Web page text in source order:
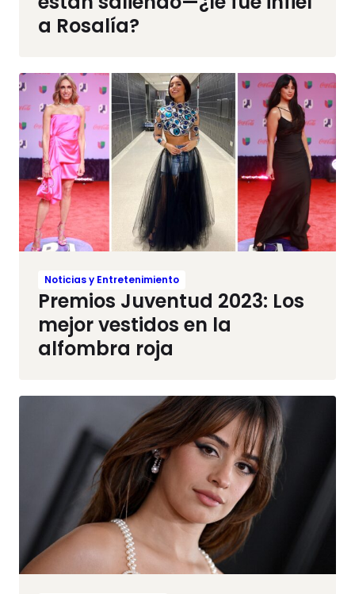
a Rosalía?
Noticias y Entretenimiento
Premios Juventud 2023: Los
mejor vestidos en la
alfombra roja